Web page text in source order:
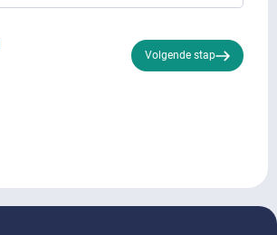
Volgende stap